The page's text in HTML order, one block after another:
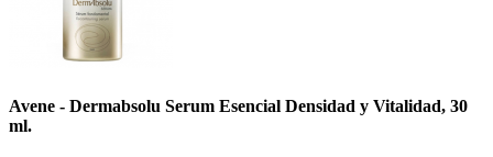
Avene - Dermabsolu Serum Esencial Densidad y Vitalidad, 30
ml.